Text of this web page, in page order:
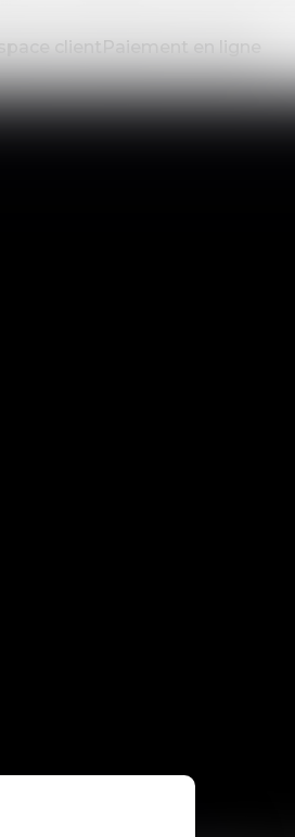
client Paiement en ligne